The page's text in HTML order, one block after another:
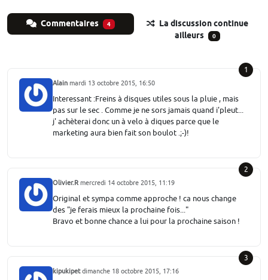
Commentaires 4
La discussion continue
ailleurs
0
1
Alain mardi 13 octobre 2015, 16:50
Interessant :Freins à disques utiles sous la pluie , mais
pas sur le sec . Comme je ne sors jamais quand i'pleut...
j' achèterai donc un à velo à diques parce que le
marketing aura bien fait son boulot .;-)!
2
Olivier.R mercredi 14 octobre 2015, 11:19
Original et sympa comme approche ! ca nous change
des "je ferais mieux la prochaine fois..."
Bravo et bonne chance a lui pour la prochaine saison !
3
kipukipetdimanche 18 octobre 2015, 17:16